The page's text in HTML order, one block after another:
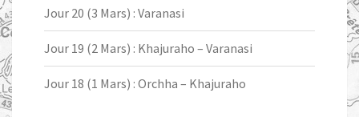
Jour 20 (3 Mars) : Varanasi
Jour 19 (2 Mars) : Khajuraho – Varanasi
Jour 18 (1 Mars) : Orchha – Khajuraho